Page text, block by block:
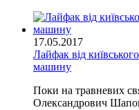
17.05.2017
Лайфак від
машину
Поки на травневих
Олександрович